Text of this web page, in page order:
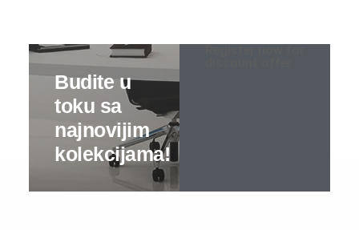
Kreveti na sprat
Predsoblja
Specijalne ponude
Predsoblja kompleti